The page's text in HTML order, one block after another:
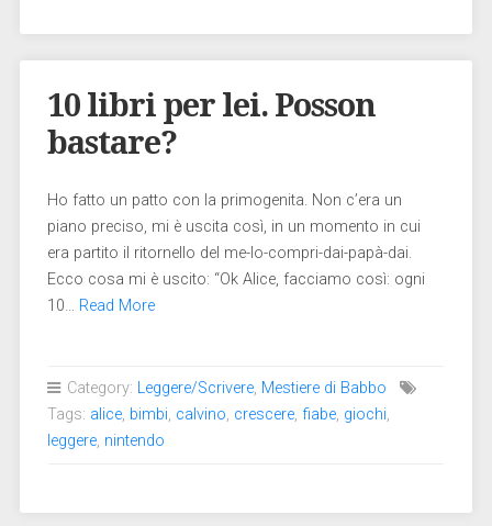
10 libri per lei. Posson
bastare?
Ho fatto un patto con la primogenita. Non c’era un
piano preciso, mi è uscita così, in un momento in cui
era partito il ritornello del me-lo-compri-dai-papà-dai.
Ecco cosa mi è uscito: “Ok Alice, facciamo così: ogni
10… Read More
Category: Leggere/Scrivere, Mestiere di Babbo
Tags: alice, bimbi, calvino, crescere, fiabe, giochi,
leggere, nintendo